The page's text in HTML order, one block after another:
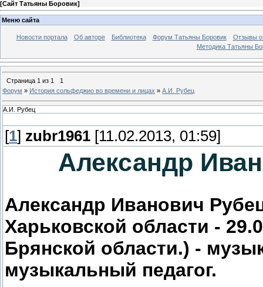
[Сайт Татьяны Боровик]
Меню сайта
Новости портала Об авторе Библиотека Форум Татьяны Боровик
Отзывы о
Методика Татьяны
Страница 1 из 1
1
Форум » История сольфеджио во времени и лицах » А.И. Рубец
А.И. Рубец
[1] zubr1961 [11.02.2013, 01:59]
Александр
Александр Иванович
Харьковской области -
Брянской области.) -
музыкальный педагог.